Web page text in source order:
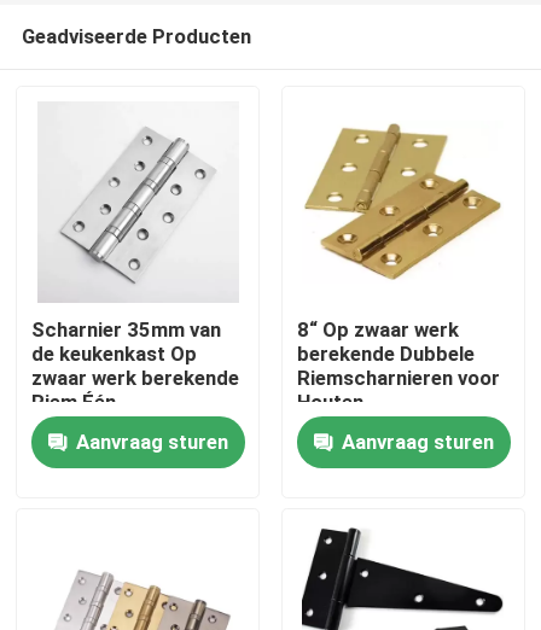
Huis
Producten
Fabrieksreis
Geadviseerde Producten
Scharnier 35mm van
de keukenkast Op
zwaar werk berekende
Riem Één
Manierscharnier
Aanvraag sturen
8“ Op zwaar werk
berekende Dubbele
Riemscharnieren voor
Houten
Openluchtss304
Aanvraag sturen